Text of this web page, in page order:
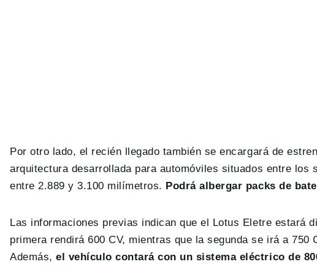
Por otro lado, el recién llegado también se encargará de
arquitectura desarrollada para automóviles situados entre
entre 2.889 y 3.100 milímetros. Podrá albergar packs de
Las informaciones previas indican que el Lotus Eletre estará
primera rendirá 600 CV, mientras que la segunda se irá a
Además,el vehículo contará con un sistema eléctrico de